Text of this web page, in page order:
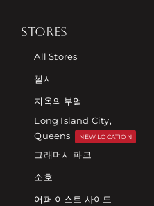
STORES
All Stores
첼시
지옥의 부엌
Long Island City,
Queens
NEW LOCATION
그래머시 파크
소호
어퍼 이스트 사이드